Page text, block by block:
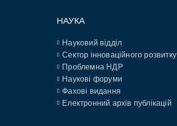
НАУКА
Науковий відділ
Сектор інноваційного розвитку
Проблемна НДР
Наукові форуми
Фахові видання
Електронний архів публікацій